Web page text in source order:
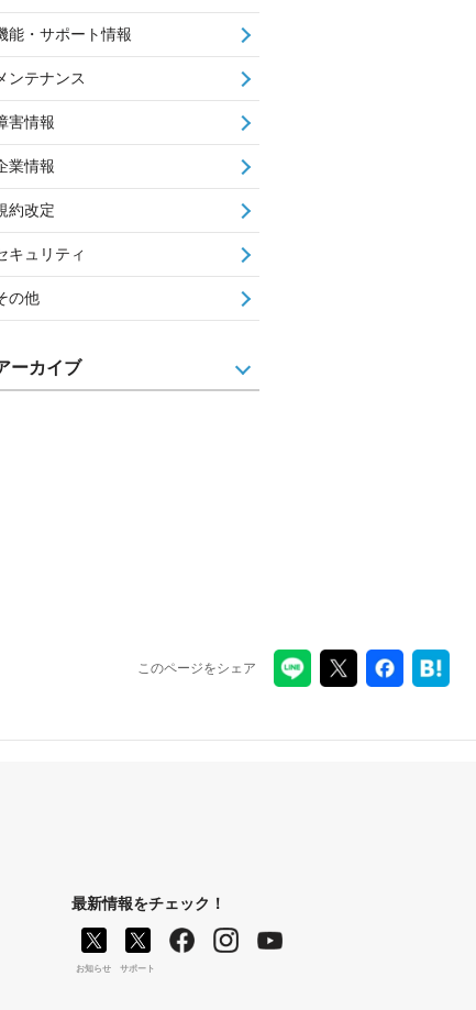
能・サポート情報
ンテナンス
害情報
業情報
約改定
キュリティ
の他
ーカイブ
このページをシェア
最新情報をチェック！
お知らせ サポート